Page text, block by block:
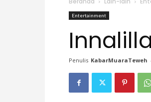
Entertainment
Penulis KabarMuaraTeweh